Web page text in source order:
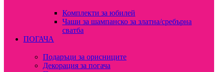
Комплекти за юбилей
Чаши за шампанско за златна/сребърна
сватба
ПОГАЧА
Подаръци за орисниците
Декорация за погача